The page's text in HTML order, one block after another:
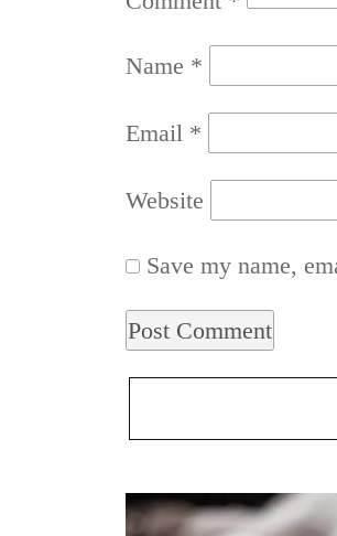
Name *
Email *
Website
Save my name,